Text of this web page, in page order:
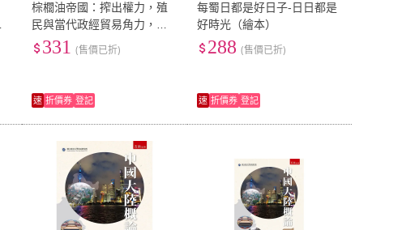
棕櫚油帝國：搾出權力，殖
民與當代政經貿易角力，影
響全球生態的關鍵原物料
331 (售價已折)
速 折價券 登記
每蜀日都是好日子-日日都是
好時光（繪本）
288 (售價已折)
速 折價券 登記